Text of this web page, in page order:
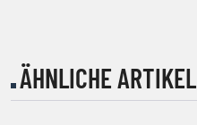
ÄHNLICHE ARTIKEL